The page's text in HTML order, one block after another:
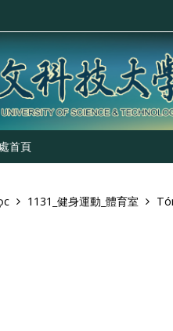
首頁
1131_健身運動_體育室